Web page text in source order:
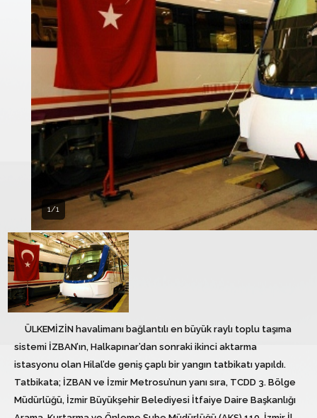
1/1
ÜLKEMİZİN havalimanı bağlantılı en büyük raylı toplu taşıma
sistemi İZBAN’ın, Halkapınar’dan sonraki ikinci aktarma
istasyonu olan Hilal’de geniş çaplı bir yangın tatbikatı yapıldı.
Tatbikata; İZBAN ve İzmir Metrosu’nun yanı sıra, TCDD 3. Bölge
Müdürlüğü, İzmir Büyükşehir Belediyesi İtfaiye Daire Başkanlığı